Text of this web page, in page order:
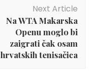
Next Article
Na WTA Makarska
Openu moglo bi
zaigrati čak osam
hrvatskih tenisačica